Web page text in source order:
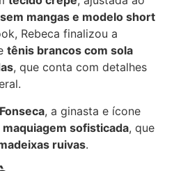
mangas e modelo short
Rebeca finalizou a
tênis brancos com sola
, que conta com detalhes
, a ginasta e ícone
maquiagem sofisticada, que
ruivas.